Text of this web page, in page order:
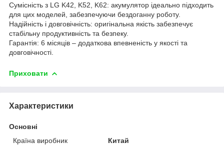
Сумісність з LG K42, K52, K62: акумулятор ідеально підходить
для цих моделей, забезпечуючи бездоганну роботу.
Надійність і довговічність: оригінальна якість забезпечує
стабільну продуктивність та безпеку.
Гарантія: 6 місяців – додаткова впевненість у якості та
довговічності.
Приховати
Характеристики
Основні
Країна виробник
Китай